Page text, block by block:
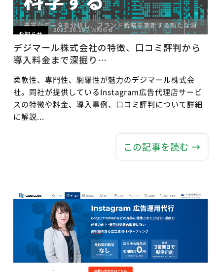
デジマール株式会社の特徴、口コミ評判から
導入料金まで深掘り…
柔軟性、専門性、網羅性が魅力のデジマール株式会
社。同社が提供しているInstagram広告代理店サービ
スの特徴や料金、導入事例、口コミ評判について詳細
に解説...
この記事を読む →